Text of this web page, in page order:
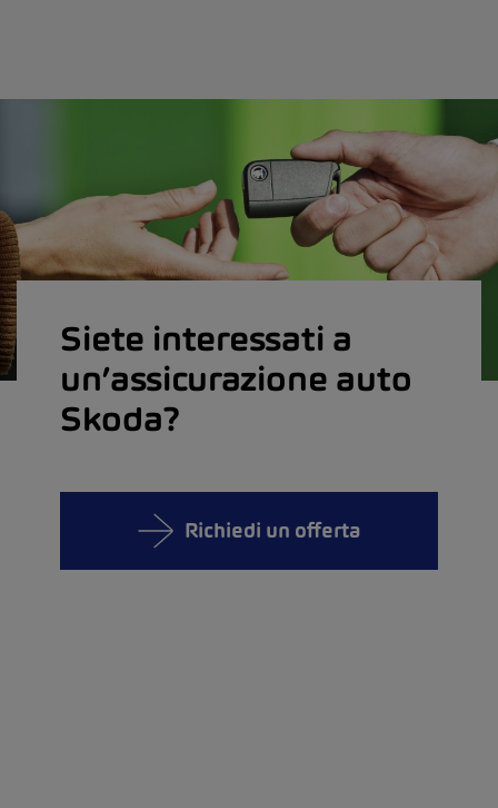
Siete interessati a
un’assicurazione auto
Skoda?
Richiedi un offerta